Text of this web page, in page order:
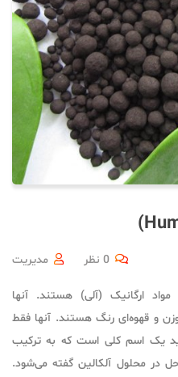
مدیریت 0 نظر
ارگانیک (آلی) هستند. آنها
و قهوه‌ای رنگ هستند. آنها فقط
یک اسم کلی است که به ترکیب
در محلول آلکالین گفته می‌شود.